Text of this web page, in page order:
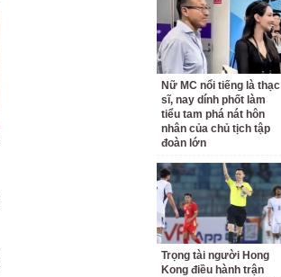
Nữ MC nổi tiếng là thạc
sĩ, nay dính phốt làm
tiểu tam phá nát hôn
nhân của chủ tịch tập
đoàn lớn
Trọng tài người Hong
Kong điều hành trận